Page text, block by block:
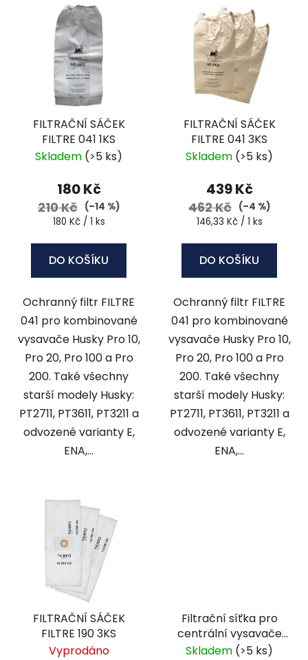
FILTRAČNÍ SÁČEK
FILTRE 041 1KS
Skladem (>5 ks)
180 Kč
210 Kč (–14 %)
Měrná
180 Kč / 1 ks
DO KOŠÍKU
Ochranný filtr FILTRE
041 pro kombinované
vysavače Husky Pro 10,
Pro 20, Pro 100 a Pro
200. Také všechny
starší modely Husky:
PT2711, PT3611, PT3211 a
odvozené varianty E,
ENA,...
FILTRAČNÍ SÁČEK
FILTRE 041 3KS
Skladem (>5 ks)
439 Kč
462 Kč (–4 %)
Měrná
146,33 Kč / 1 ks
DO KOŠÍKU
Ochranný filtr FILTRE
041 pro kombinované
vysavače Husky Pro 10,
Pro 20, Pro 100 a Pro
200. Také všechny
starší modely Husky:
PT2711, PT3611, PT3211 a
odvozené varianty E,
ENA,...
FILTRAČNÍ SÁČEK
FILTRE 190 3KS
Vyprodáno
Filtrační síťka pro
centrální vysavače
HUSKY H2O
Skladem (>5 ks)